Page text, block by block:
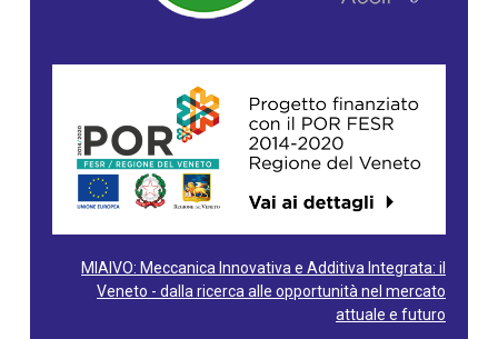
MIAIVO: Meccanica Innovativa e Additiva Integrata: il
Veneto - dalla ricerca alle opportunità nel mercato
attuale e futuro